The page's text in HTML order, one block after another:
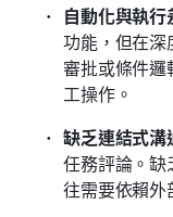
自動化與執行
功能，但在
審批或條件邏
工操作。
缺乏連結式溝
任務評論。
往需要依賴外